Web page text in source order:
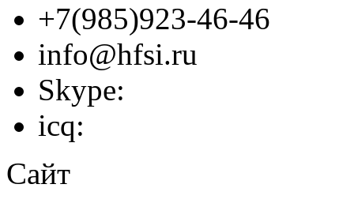
+7(985)923-46-46
info@hfsi.ru
Skype:
icq:
Сайт